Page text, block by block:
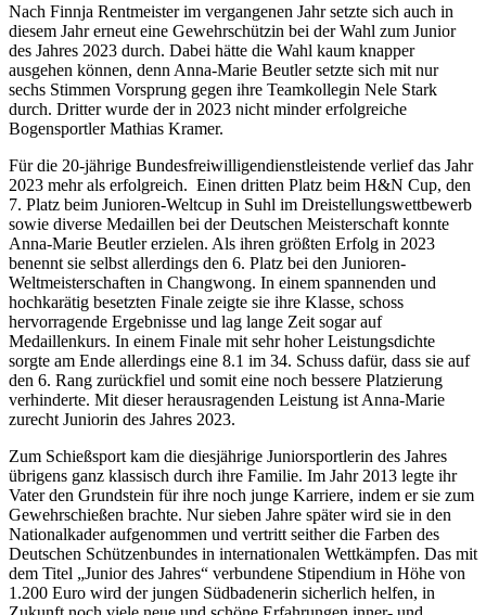
Nach Finnja Rentmeister im vergangenen Jahr setzte sich auch in
diesem Jahr erneut eine Gewehrschützin bei der Wahl zum Junior
des Jahres 2023 durch. Dabei hätte die Wahl kaum knapper
ausgehen können, denn Anna-Marie Beutler setzte sich mit nur
sechs Stimmen Vorsprung gegen ihre Teamkollegin Nele Stark
durch. Dritter wurde der in 2023 nicht minder erfolgreiche
Bogensportler Mathias Kramer.
Für die 20-jährige Bundesfreiwilligendienstleistende verlief das Jahr
2023 mehr als erfolgreich. Einen dritten Platz beim H&N Cup, den
7. Platz beim Junioren-Weltcup in Suhl im Dreistellungswettbewerb
sowie diverse Medaillen bei der Deutschen Meisterschaft konnte
Anna-Marie Beutler erzielen. Als ihren größten Erfolg in 2023
benennt sie selbst allerdings den 6. Platz bei den Junioren-
Weltmeisterschaften in Changwong. In einem spannenden und
hochkarätig besetzten Finale zeigte sie ihre Klasse, schoss
hervorragende Ergebnisse und lag lange Zeit sogar auf
Medaillenkurs. In einem Finale mit sehr hoher Leistungsdichte
sorgte am Ende allerdings eine 8.1 im 34. Schuss dafür, dass sie auf
den 6. Rang zurückfiel und somit eine noch bessere Platzierung
verhinderte. Mit dieser herausragenden Leistung ist Anna-Marie
zurecht Juniorin des Jahres 2023.
Zum Schießsport kam die diesjährige Juniorsportlerin des Jahres
übrigens ganz klassisch durch ihre Familie. Im Jahr 2013 legte ihr
Vater den Grundstein für ihre noch junge Karriere, indem er sie zum
Gewehrschießen brachte. Nur sieben Jahre später wird sie in den
Nationalkader aufgenommen und vertritt seither die Farben des
Deutschen Schützenbundes in internationalen Wettkämpfen. Das mit
dem Titel „Junior des Jahres“ verbundene Stipendium in Höhe von
1.200 Euro wird der jungen Südbadenerin sicherlich helfen, in